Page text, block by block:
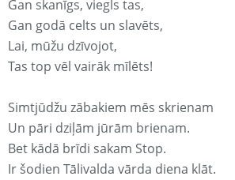
Gan skanīgs, viegls tas,
Gan godā celts un slavēts,
Lai, mūžu dzīvojot,
Tas top vēl vairāk mīlēts!
Simtjūdžu zābakiem mēs skrienam
Un pāri dziļām jūrām brienam.
Bet kādā brīdi sakam Stop.
Ir šodien Tālivalda vārda diena klāt.